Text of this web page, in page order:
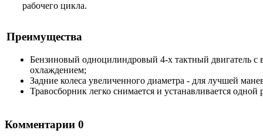
рабочего цикла.
Преимущества
Бензиновый одноцилиндровый 4-х тактный двигатель
охлаждением;
Задние колеса увеличенного диаметра - для лучшей
Травосборник легко снимается и устанавливается одной
Комментарии 0